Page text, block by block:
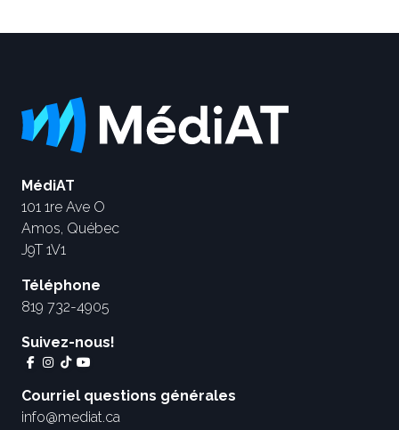
MédiAT
101 1re Ave O
Amos, Québec
J9T 1V1
Téléphone
819 732-4905
Suivez-nous!
Courriel questions générales
info@mediat.ca